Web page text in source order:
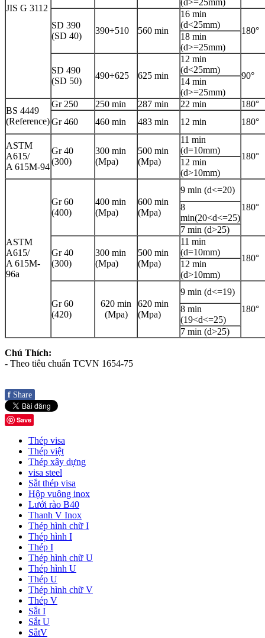
JIS G 3112
SD 390
(SD 40)
390÷510 560 min
16 min
(d<25mm)
180°
18 min
(d>=25mm)
SD 490
(SD 50)
490÷625 625 min
12 min
(d<25mm)
90°
14 min
(d>=25mm)
BS 4449
(Reference)
Gr 250 250 min 287 min 22 min
180°
Gr 460
460 min 483 min 12 min 180°
ASTM
A615/
A 615M-94
Gr 40
(300)
300 min
(Mpa)
500 min
(Mpa)
11 min
(d=10mm)
180°
12 min
(d>10mm)
ASTM
A615/
A 615M-
96a
Gr 60
(400)
400 min
(Mpa)
600 min
(Mpa)
9 min (d<=20)
180°
8
min(20<d<=25)
7 min (d>25)
Gr 40
(300)
300 min
(Mpa)
500 min
(Mpa)
11 min
(d=10mm)
180°
12 min
(d>10mm)
Gr 60
(420)
620 min
(Mpa)
620 min
(Mpa)
9 min (d<=19)
180°
8 min
(19<d<=25)
7 min (d>25)
Chú Thích:
- Theo tiêu chuẩn TCVN 1654-75
f Share
Save
Thép visa
Thép việt
Thép xây dựng
visa steel
Sắt thép visa
Hộp vuông inox
Lưới rào B40
Thanh V Inox
Thép hình chữ I
Thép hình I
Thép I
Thép hình chữ U
Thép hình U
Thép U
Thép hình chữ V
Thép V
Sắt I
Sắt U
SắtV